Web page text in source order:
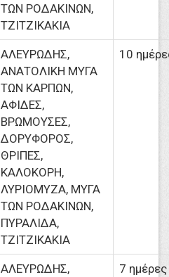
ΤΩΝ ΡΟΔΑΚΙΝΩΝ,
ΤΖΙΤΖΙΚΑΚΙΑ
ΑΛΕΥΡΩΔΗΣ,
ΑΝΑΤΟΛΙΚΗ ΜΥΓΑ
ΤΩΝ ΚΑΡΠΩΝ,
ΑΦΙΔΕΣ,
ΒΡΩΜΟΥΣΕΣ,
ΔΟΡΥΦΟΡΟΣ,
ΘΡΙΠΕΣ,
ΚΑΛΟΚΟΡΗ,
ΛΥΡΙΟΜΥΖΑ, ΜΥΓΑ
ΤΩΝ ΡΟΔΑΚΙΝΩΝ,
ΠΥΡΑΛΙΔΑ,
ΤΖΙΤΖΙΚΑΚΙΑ
10
ΑΛΕΥΡΩΔΗΣ,
7 ημέρες